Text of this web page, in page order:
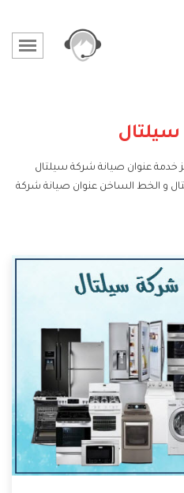
سيلتال
خدمة عنوان صيانة شركة سيلتال
و الخط الساخن عنوان صيانة شركة